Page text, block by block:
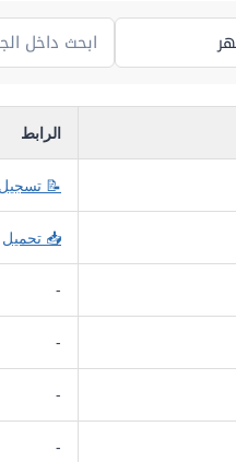
الرابط
📝 تسجيل
📥 تحميل
-
-
-
-